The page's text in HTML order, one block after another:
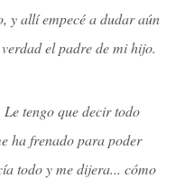
y allí empecé a dudar aún
el padre de mi hijo.
tengo que decir todo
ha frenado para poder
todo y me dijera... cómo